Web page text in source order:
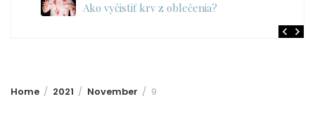
Ako vyčistiť krv z oblečenia?
Home 2021 November 9